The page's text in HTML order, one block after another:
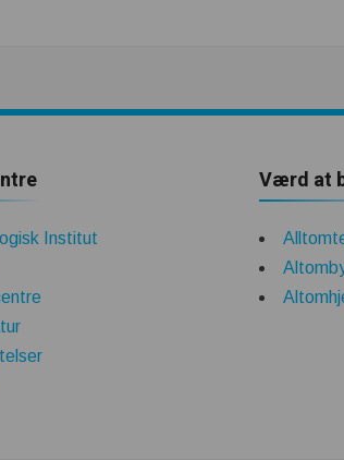
Institut
Værd at